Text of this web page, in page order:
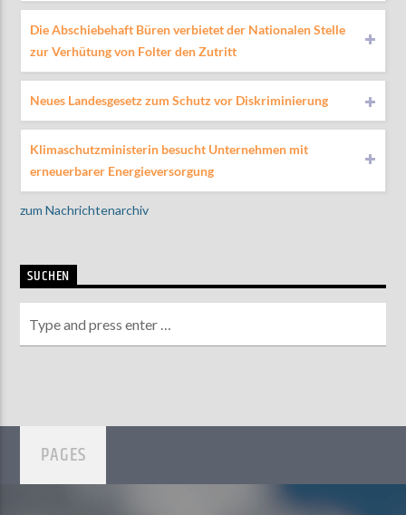
Die Abschiebehaft Büren verbietet der Nationalen Stelle
zur Verhütung von Folter den Zutritt
Neues Landesgesetz zum Schutz vor Diskriminierung
Klimaschutzministerin besucht Unternehmen mit
erneuerbarer Energieversorgung
zum Nachrichtenarchiv
SUCHEN
PAGES